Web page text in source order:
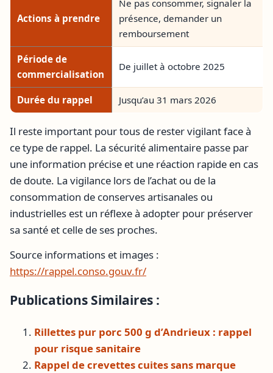
Actions à prendre
Ne pas consommer, signaler la
présence, demander un
remboursement
Période de
commercialisation
De juillet à octobre 2025
Durée du rappel Jusqu’au 31 mars 2026
Il reste important pour tous de rester vigilant face à
ce type de rappel. La sécurité alimentaire passe par
une information précise et une réaction rapide en cas
de doute. La vigilance lors de l’achat ou de la
consommation de conserves artisanales ou
industrielles est un réflexe à adopter pour préserver
sa santé et celle de ses proches.
Source informations et images :
https://rappel.conso.gouv.fr/
Publications Similaires :
Rillettes pur porc 500 g d’Andrieux : rappel
pour risque sanitaire
Rappel de crevettes cuites sans marque